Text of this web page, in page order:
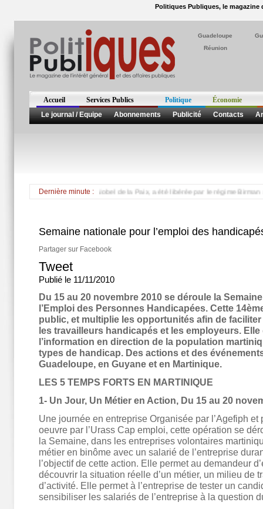
Politiques Publiques, le magazine
Guadeloupe
Réunion
Accueil Services Publics Politique
Économie
Le journal / Equipe
Abonnements Publicité Contacts
Dernière minute :
Aung San Suu Kyi, prix Nobel de la Paix, a été libérée par le régime Birman
Semaine nationale pour l’emploi des
Partager sur Facebook
Tweet
Publié le 11/11/2010
Du 15 au 20 novembre 2010 se déroule la
l’Emploi des Personnes Handicapées. Cette
public, et multiplie les opportunités afin de
les travailleurs handicapés et les employeurs.
l’information en direction de la population
types de handicap. Des actions et des
Guadeloupe, en Guyane et en Martinique.
LES 5 TEMPS FORTS EN MARTINIQUE
1- Un Jour, Un Métier en Action, Du 15 au 20
Une journée en entreprise Organisée par l’Agefiph et
oeuvre par l’Urass Cap emploi, cette opération se
la Semaine, dans les entreprises volontaires
métier en binôme avec un salarié de l’entreprise
l’objectif de cette action. Elle permet au demandeur
découvrir la situation réelle d’un métier, un milieu de
d’activité. Elle permet à l’entreprise de tester un
sensibiliser les salariés de l’entreprise à la question